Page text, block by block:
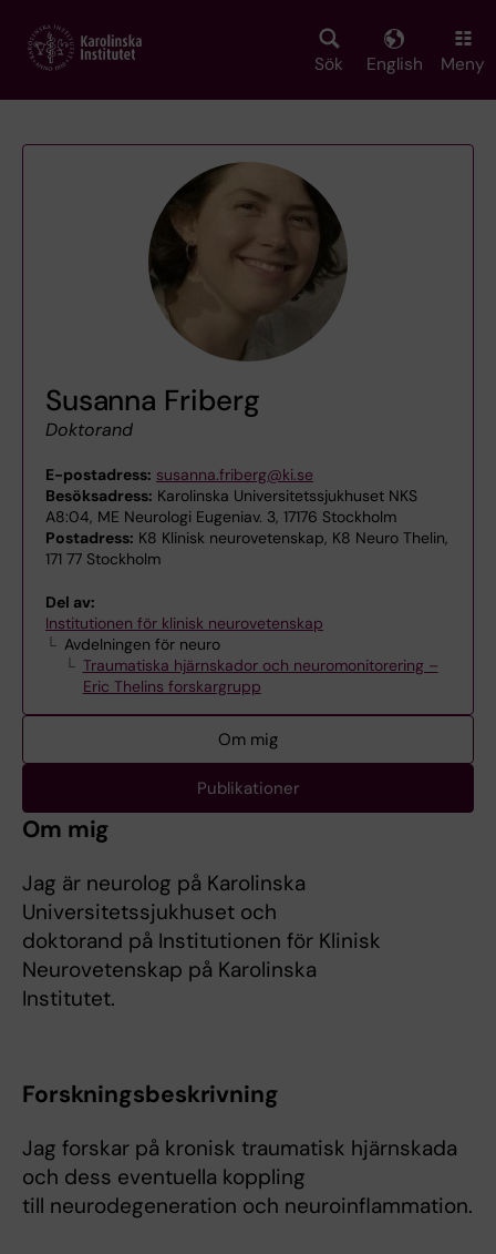
main
Sök English Meny
Susanna Friberg
Doktorand
E-postadress: susanna.friberg@ki.se
Besöksadress: Karolinska Universitetssjukhuset NKS
A8:04, ME Neurologi Eugeniav. 3, 17176 Stockholm
Postadress: K8 Klinisk neurovetenskap, K8 Neuro Thelin,
171 77 Stockholm
Del av:
Institutionen för klinisk neurovetenskap
Avdelningen för neuro
Traumatiska hjärnskador och neuromonitorering –
Eric Thelins forskargrupp
Om mig
Publikationer
Om mig
Jag är neurolog på Karolinska
Universitetssjukhuset och
doktorand på Institutionen för Klinisk
Neurovetenskap på Karolinska
Institutet.
Forskningsbeskrivning
Jag forskar på kronisk traumatisk hjärnskada
och dess eventuella koppling
till neurodegeneration och neuroinflammation.